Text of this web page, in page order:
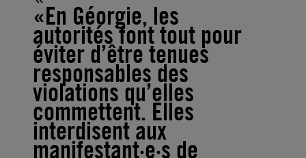
«En Géorgie, les
autorités font tout pour
éviter d’être tenues
responsables des
violations qu’elles
commettent. Elles
interdisent aux
manifestant·e·s de